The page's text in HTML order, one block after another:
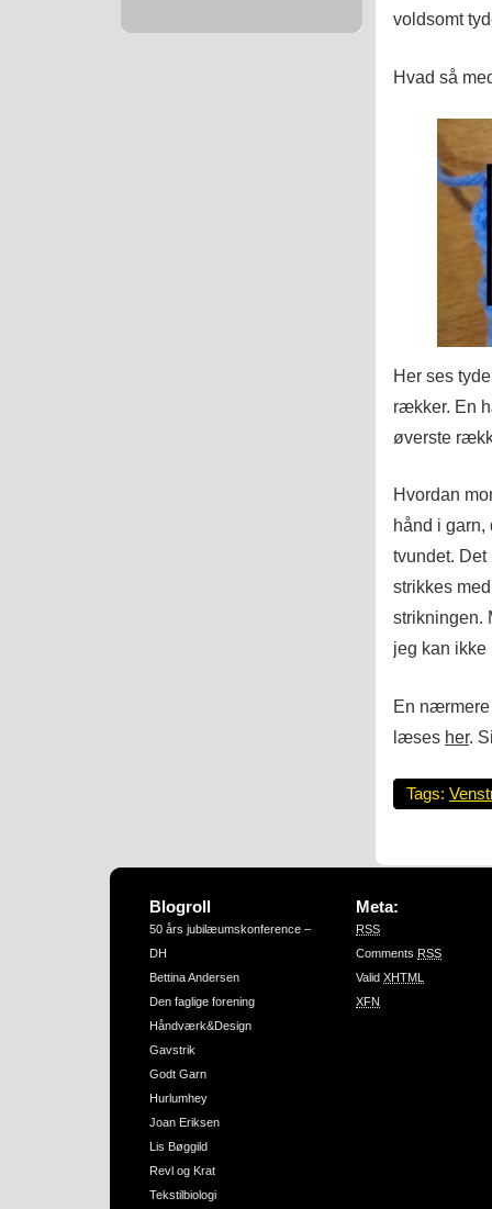
voldsomt
Hvad så
Her ses
rækker. En
øverste
Hvordan
hånd i garn,
tvundet. Det
strikkes
strikningen.
jeg kan ikke
En nærmere
læses her.
Tags:
Blogroll
50 års jubilæumskonference –
DH
Bettina Andersen
Den faglige forening
Håndværk&Design
Gavstrik
Godt Garn
Hurlumhey
Joan Eriksen
Lis Bøggild
Revl og Krat
Tekstilbiologi
Meta:
RSS
Comments RSS
Valid XHTML
XFN